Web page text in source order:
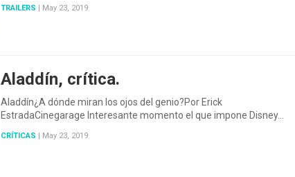
TRAILERS May 23, 2019
Aladdín, crítica.
Aladdín¿A dónde miran los ojos del genio?Por Erick
EstradaCinegarage Interesante momento el que impone Disney…
CRÍTICAS | May 23, 2019